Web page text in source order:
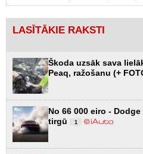
LASĪTĀKIE RAKSTI
Škoda uzsāk sava
Peaq, ražošanu (+
No 66 000 eiro -
tirgū
1